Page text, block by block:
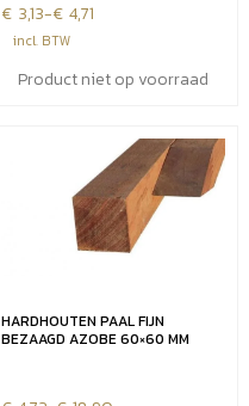
€ 3,13-€ 4,71
Prijsklasse:
€3,13
€4,71
incl. BTW
Product niet op voorraad
HARDHOUTEN PAAL FIJN
BEZAAGD AZOBE 60×60 MM